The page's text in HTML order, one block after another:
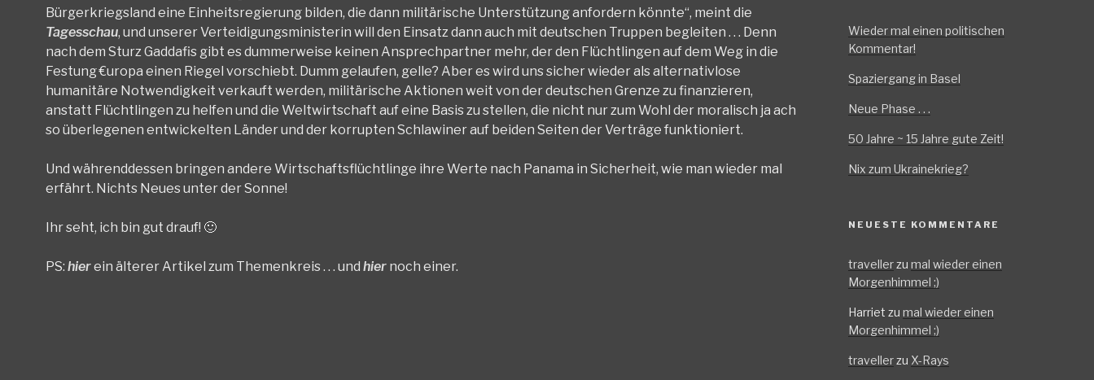
Bürgerkriegsland eine Einheitsregierung bilden, die dann militärische Unterstützung anfordern könnte“, meint die
Tagesschau, und unserer Verteidigungsministerin will den Einsatz dann auch mit deutschen Truppen begleiten . . . Denn
nach dem Sturz Gaddafis gibt es dummerweise keinen Ansprechpartner mehr, der den Flüchtlingen auf dem Weg in die
Festung €uropa einen Riegel vorschiebt. Dumm gelaufen, gelle? Aber es wird uns sicher wieder als alternativlose
humanitäre Notwendigkeit verkauft werden, militärische Aktionen weit von der deutschen Grenze zu finanzieren,
anstatt Flüchtlingen zu helfen und die Weltwirtschaft auf eine Basis zu stellen, die nicht nur zum Wohl der moralisch ja ach
so überlegenen entwickelten Länder und der korrupten Schlawiner auf beiden Seiten der Verträge funktioniert.
Und währenddessen bringen andere Wirtschaftsflüchtlinge ihre Werte nach Panama in Sicherheit, wie man wieder mal
erfährt. Nichts Neues unter der Sonne!
Ihr seht, ich bin gut drauf! 🙂
PS: hierein älterer Artikel zum Themenkreis . . . und hier noch einer.
Wieder mal einen politischen
Kommentar!
Spaziergang in Basel
Neue Phase . . .
50 Jahre ~ 15 Jahre gute Zeit!
Nix zum Ukrainekrieg?
NEUESTE KOMMENTARE
travellerzu mal wieder einen
Morgenhimmel ;)
Harriet zu mal wieder einen
Morgenhimmel ;)
travellerzu X-Rays